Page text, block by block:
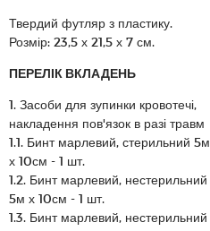
Твердий футляр з пластику.
Розмір: 23,5 х 21,5 х 7 см.
ПЕРЕЛІК ВКЛАДЕНЬ
1. Засоби для зупинки кровотечі,
накладення пов'язок в разі травм
1.1. Бинт марлевий, стерильний 5м
х 10см - 1 шт.
1.2. Бинт марлевий, нестерильний
5м х 10см - 1 шт.
1.3. Бинт марлевий, нестерильний